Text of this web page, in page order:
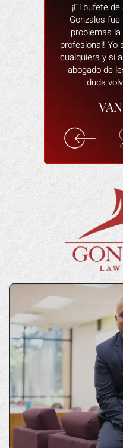
restaurante.
de una
todo por mí.
los
el trabajo.
¡El bufete
Gonzales
problemas
profesional! Yo
cualquiera y si
abogado de
duda